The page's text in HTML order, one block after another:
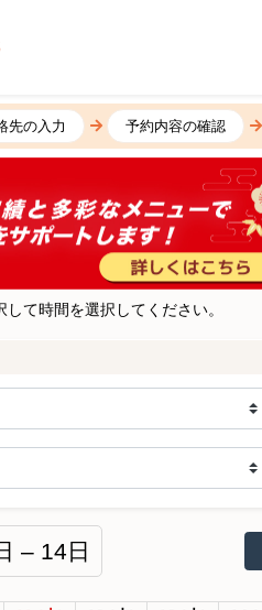
先の入力 予約内容の確認
て時間を選択してください。
– 14日